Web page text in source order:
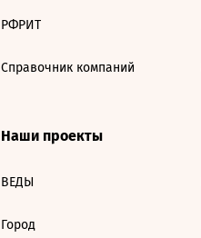
РФРИТ
Справочник компаний
Наши проекты
ВЕДЫ
Город